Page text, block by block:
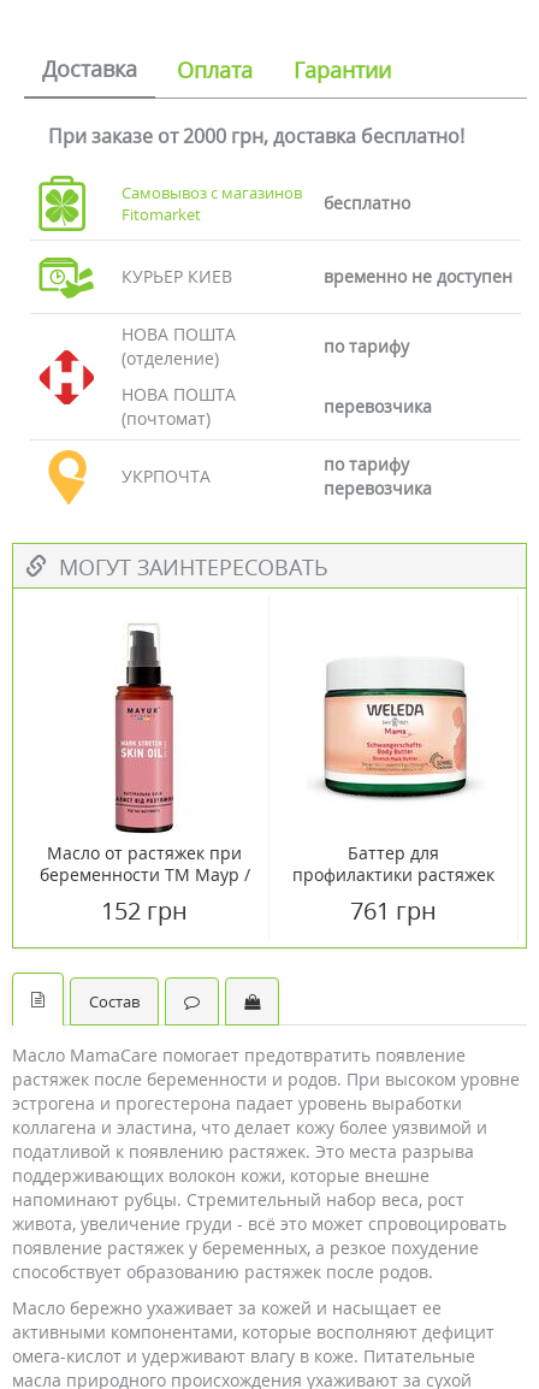
Доставка Оплата Гарантии
При заказе от 2000 грн, доставка бесплатно!
Самовывоз с магазинов
Fitomarket
бесплатно
КУРЬЕР КИЕВ временно не доступен
НОВА ПОШТА
(отделение)
по тарифу
НОВА ПОШТА
(почтомат)
перевозчика
УКРПОЧТА
по тарифу
перевозчика
МОГУТ ЗАИНТЕРЕСОВАТЬ
Масло от растяжек при
беременности ТМ Маур /
152 грн
Баттер для
профилактики растяжек
мл
761 грн
Состав
Масло MamaCare помогает предотвратить появление
растяжек после беременности и родов. При высоком уровне
эстрогена и прогестерона падает уровень выработки
коллагена и эластина, что делает кожу более уязвимой и
податливой к появлению растяжек. Это места разрыва
поддерживающих волокон кожи, которые внешне
напоминают рубцы. Стремительный набор веса, рост
живота, увеличение груди - всё это может спровоцировать
появление растяжек у беременных, а резкое похудение
способствует образованию растяжек после родов.
Масло бережно ухаживает за кожей и насыщает ее
активными компонентами, которые восполняют дефицит
омега-кислот и удерживают влагу в коже. Питательные
масла природного происхождения ухаживают за сухой